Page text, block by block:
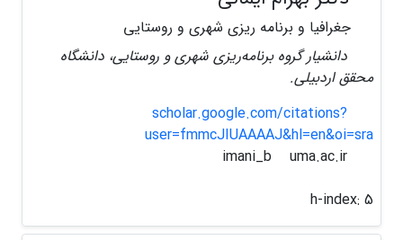
جغرافیا و برنامه ریزی شهری و روستایی
دانشیار گروه برنامه‌ریزی شهری و روستایی، دانشگاه
محقق اردبیلی.
scholar.google.com/citations?
user=fmmcJIUAAAAJ&hl=en&oi=sra
uma.ac.ir
h-index: 5